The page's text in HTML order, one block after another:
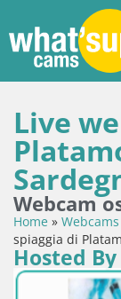
Live
Webcam
Home » Webcams
spiaggia di
Hosted